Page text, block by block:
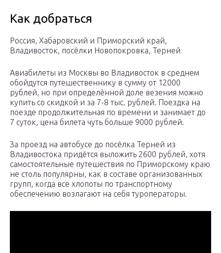
Как добраться
Россия, Хабаровский и Приморский край,
Владивосток, посёлки Новопокровка, Терней
Авиабилеты из Москвы во Владивосток в среднем
обойдутся путешественнику в сумму от 12000
рублей, но при определённой доле везения можно
купить со скидкой и за 7-8 тыс. рублей. Поездка на
поезде продолжительная по времени и занимает до
7 суток, цена билета чуть больше 9000 рублей.
За проезд на автобусе до посёлка Терней из
Владивостока придётся выложить 2600 рублей, хотя
самостоятельные путешествия по Приморскому краю
не столь популярны, как в составе организованных
групп, когда все хлопоты по транспортному
обеспечению возлагают на себя туроператоры.